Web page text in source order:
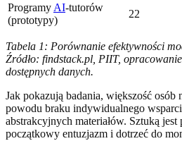
Programy AI-tutorów
(prototypy)
22
Tabela 1: Porównanie efektywności
Źródło: findstack.pl, PIIT,
dostępnych danych.
Jak pokazują badania, większość
powodu braku indywidualnego
abstrakcyjnych materiałów. Sztuką jest
początkowy entuzjazm i dotrzeć do